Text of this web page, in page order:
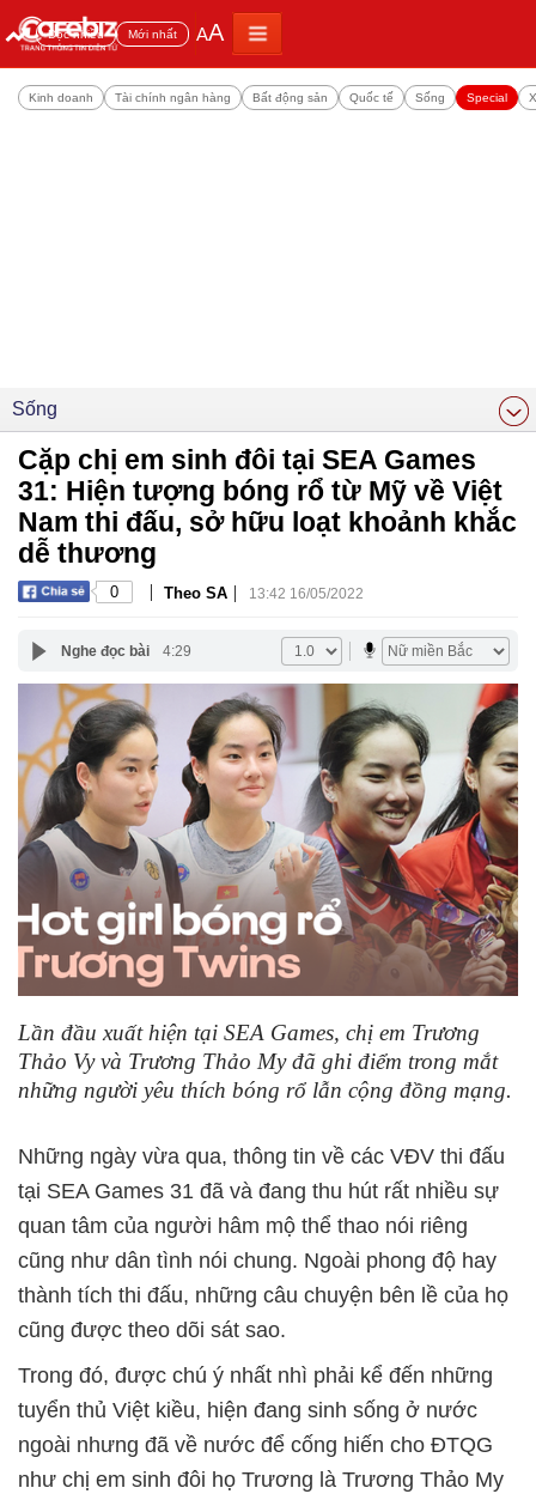
Đọc nhiều Mới nhất AA
Kinh doanh Tài chính ngân hàng Bất động sản Quốc tế Sống Special
Sống
Cặp chị em sinh đôi tại SEA Games
31: Hiện tượng bóng rổ từ Mỹ về Việt
Nam thi đấu, sở hữu loạt khoảnh khắc
dễ thương
0 | Theo SA | 13:42 16/05/2022
Nghe đọc bài 4:29
Lần đầu xuất hiện tại SEA Games, chị em Trương
Thảo Vy và Trương Thảo My đã ghi điểm trong mắt
những người yêu thích bóng rổ lẫn cộng đồng mạng.
Những ngày vừa qua, thông tin về các VĐV thi đấu
tại SEA Games 31 đã và đang thu hút rất nhiều sự
quan tâm của người hâm mộ thể thao nói riêng
cũng như dân tình nói chung. Ngoài phong độ hay
thành tích thi đấu, những câu chuyện bên lề của họ
cũng được theo dõi sát sao.
Trong đó, được chú ý nhất nhì phải kể đến những
tuyển thủ Việt kiều, hiện đang sinh sống ở nước
ngoài nhưng đã về nước để cống hiến cho ĐTQG
như chị em sinh đôi họ Trương là Trương Thảo My